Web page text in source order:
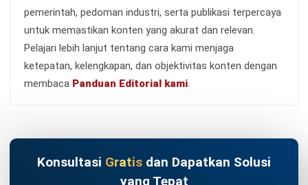
CONSTRUCTION
Apa Itu Surety Bond? Jenis, Manfaat,